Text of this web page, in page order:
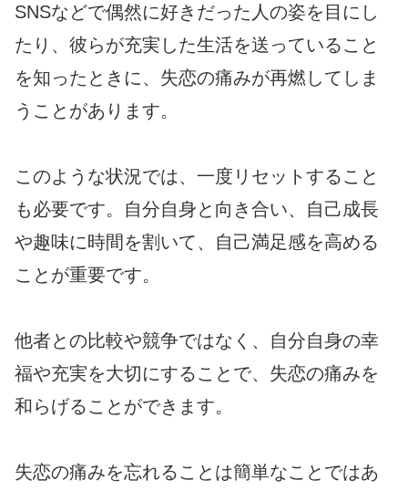
SNSなどで偶然に好きだった人の姿を目にし
たり、彼らが充実した生活を送っていること
を知ったときに、失恋の痛みが再燃してしま
うことがあります。
このような状況では、一度リセットすること
も必要です。自分自身と向き合い、自己成長
や趣味に時間を割いて、自己満足感を高める
ことが重要です。
他者との比較や競争ではなく、自分自身の幸
福や充実を大切にすることで、失恋の痛みを
和らげることができます。
失恋の痛みを忘れることは簡単なことではあ